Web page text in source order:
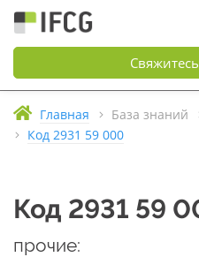
Главная База знаний
Код 2931 59 000
Код 2931 59
прочие: